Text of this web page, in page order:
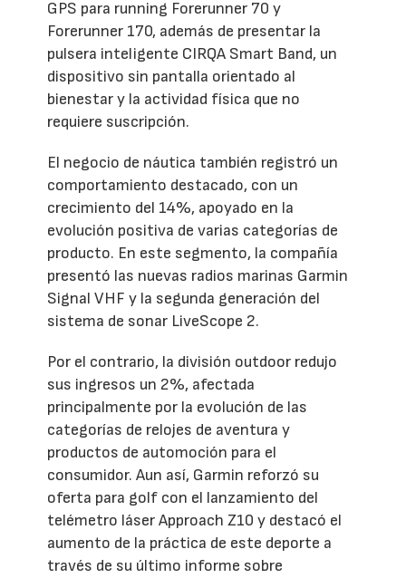
GPS para running Forerunner 70 y
Forerunner 170, además de presentar la
pulsera inteligente CIRQA Smart Band, un
dispositivo sin pantalla orientado al
bienestar y la actividad física que no
requiere suscripción.
El negocio de náutica también registró un
comportamiento destacado, con un
crecimiento del 14%, apoyado en la
evolución positiva de varias categorías de
producto. En este segmento, la compañía
presentó las nuevas radios marinas Garmin
Signal VHF y la segunda generación del
sistema de sonar LiveScope 2.
Por el contrario, la división outdoor redujo
sus ingresos un 2%, afectada
principalmente por la evolución de las
categorías de relojes de aventura y
productos de automoción para el
consumidor. Aun así, Garmin reforzó su
oferta para golf con el lanzamiento del
telémetro láser Approach Z10 y destacó el
aumento de la práctica de este deporte a
través de su último informe sobre